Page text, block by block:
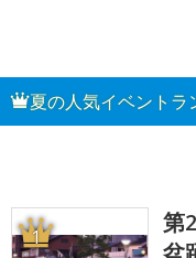
夏の人気イベントラ
1
第